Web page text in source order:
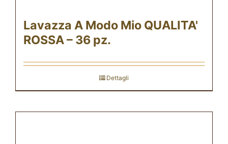
Lavazza A Modo Mio QUALITA'
ROSSA – 36 pz.
Dettagli